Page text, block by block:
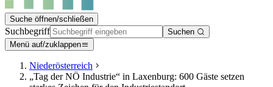
Suche öffnen/schließen
Suchbegriff
Suchen
Menü auf/zuklappen
Niederösterreich
„Tag der NÖ Industrie“ in Laxenburg: 600 Gäste setzen